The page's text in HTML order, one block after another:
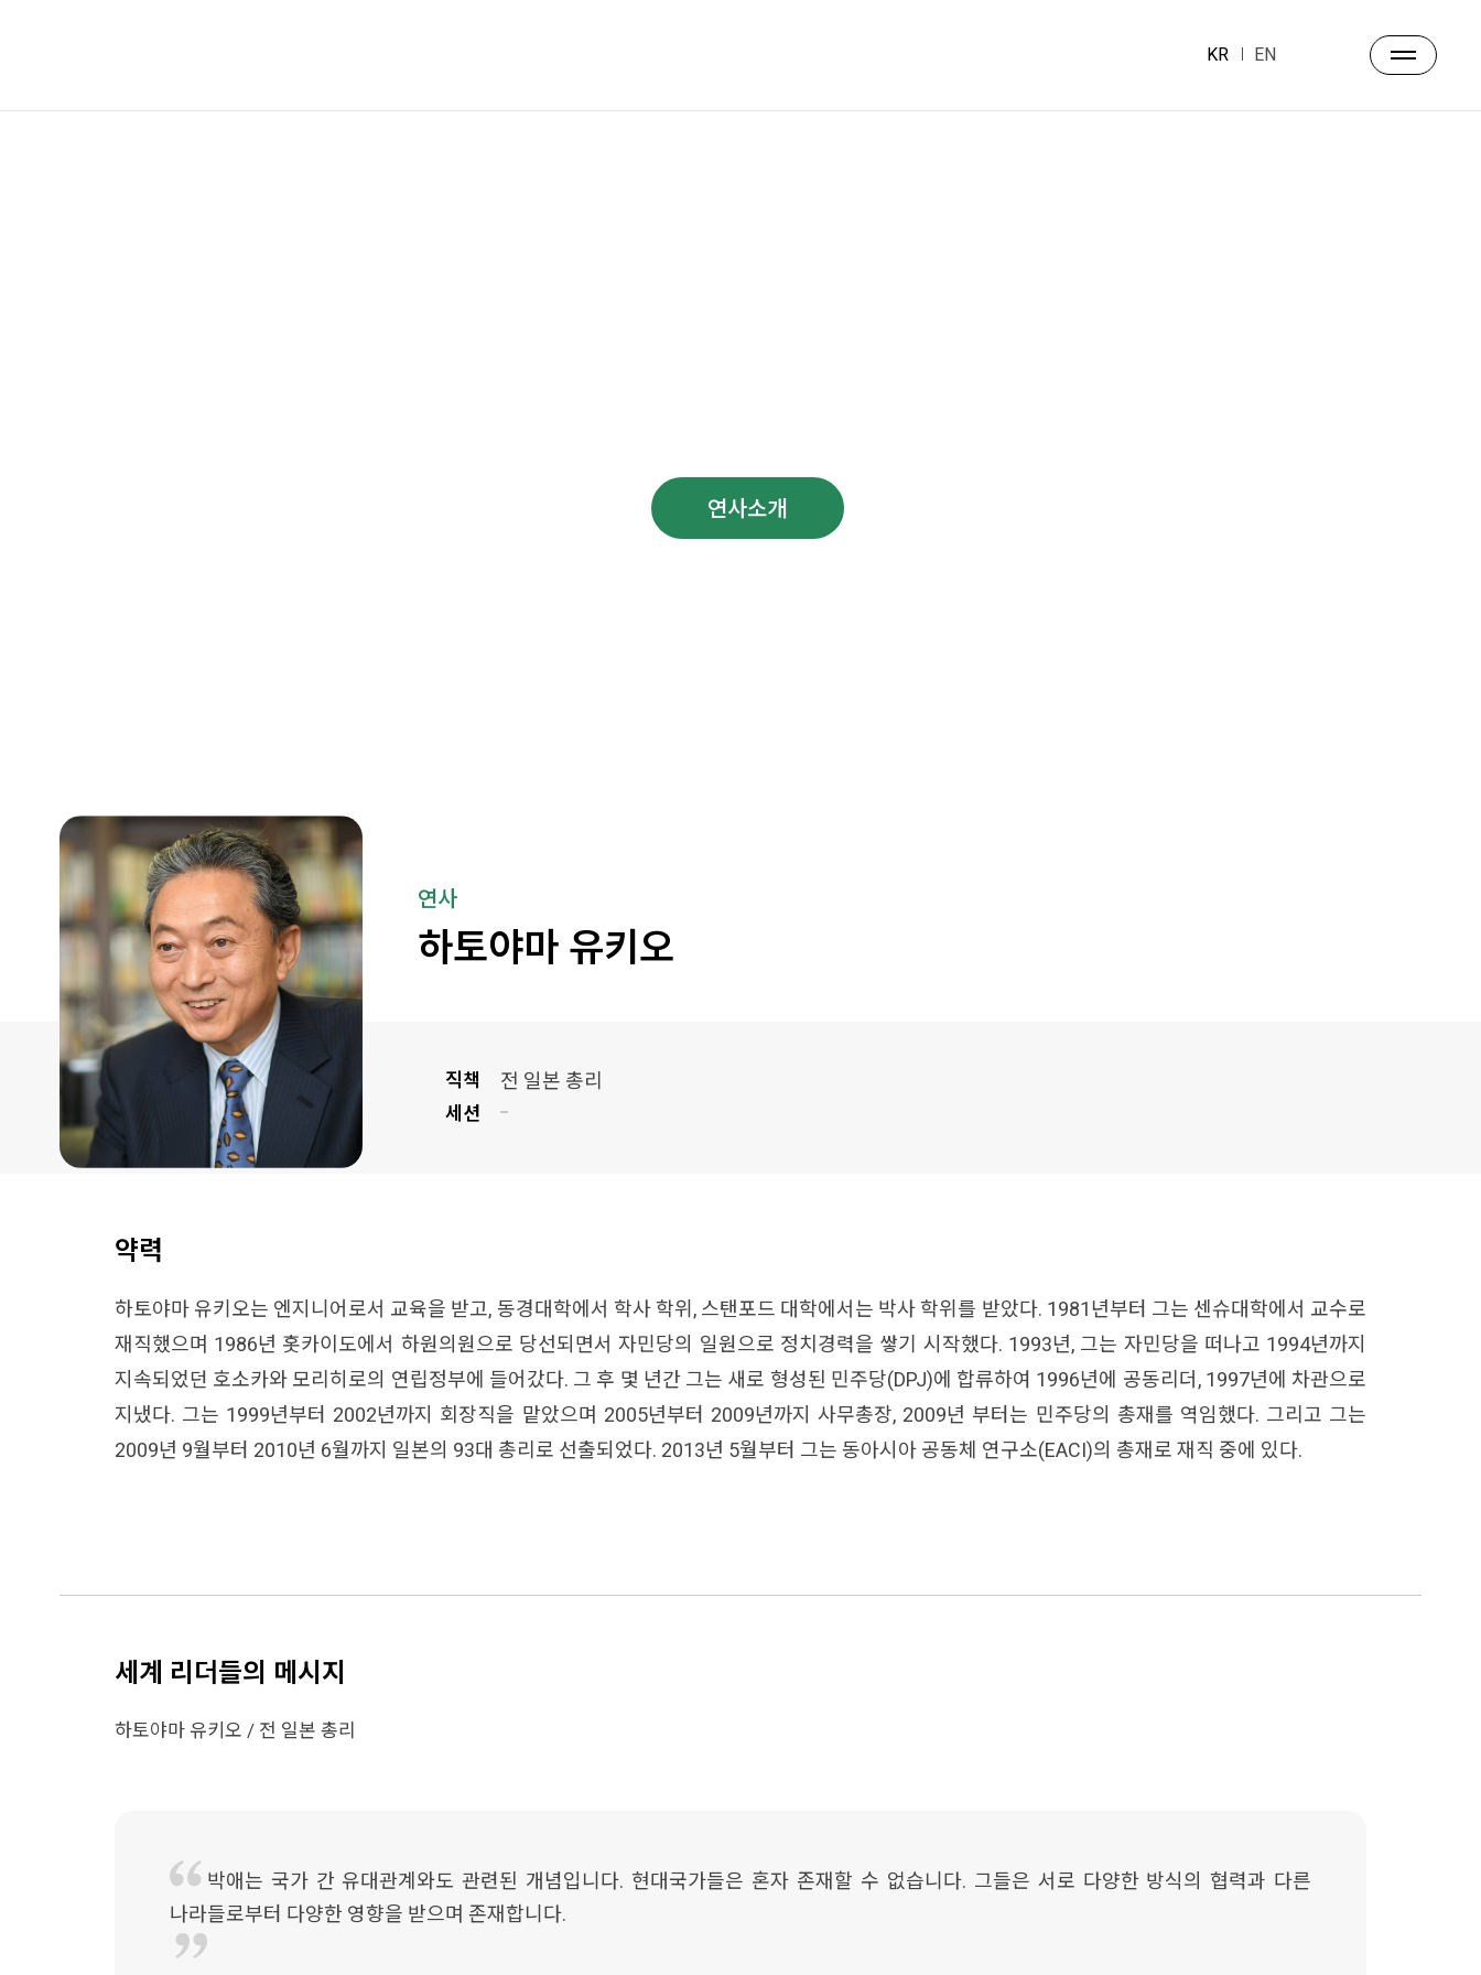
KR EN
연사소개
연사
하토야마 유키오
직책 전 일본 총리
세션
약력
하토야마 유키오는 엔지니어로서 교육을 받고, 동경대학에서 학사 학위, 스탠포드 대학에서는 박사 학위를 받았다. 1981년부터 그는 센슈대학에서 교수로
재직했으며 1986년 홋카이도에서 하원의원으로 당선되면서 자민당의 일원으로 정치경력을 쌓기 시작했다. 1993년, 그는 자민당을 떠나고 1994년까지
지속되었던 호소카와 모리히로의 연립정부에 들어갔다. 그 후 몇 년간 그는 새로 형성된 민주당(DPJ)에 합류하여 1996년에 공동리더, 1997년에 차관으로
지냈다. 그는 1999년부터 2002년까지 회장직을 맡았으며 2005년부터 2009년까지 사무총장, 2009년 부터는 민주당의 총재를 역임했다. 그리고 그는
2009년 9월부터 2010년 6월까지 일본의 93대 총리로 선출되었다. 2013년 5월부터 그는 동아시아 공동체 연구소(EACI)의 총재로 재직 중에 있다.
세계 리더들의 메시지
하토야마 유키오 / 전 일본 총리
박애는 국가 간 유대관계와도 관련된 개념입니다. 현대국가들은 혼자 존재할 수 없습니다. 그들은 서로 다양한 방식의 협력과 다른
나라들로부터 다양한 영향을 받으며 존재합니다.